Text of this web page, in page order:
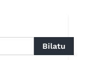
Bilatu